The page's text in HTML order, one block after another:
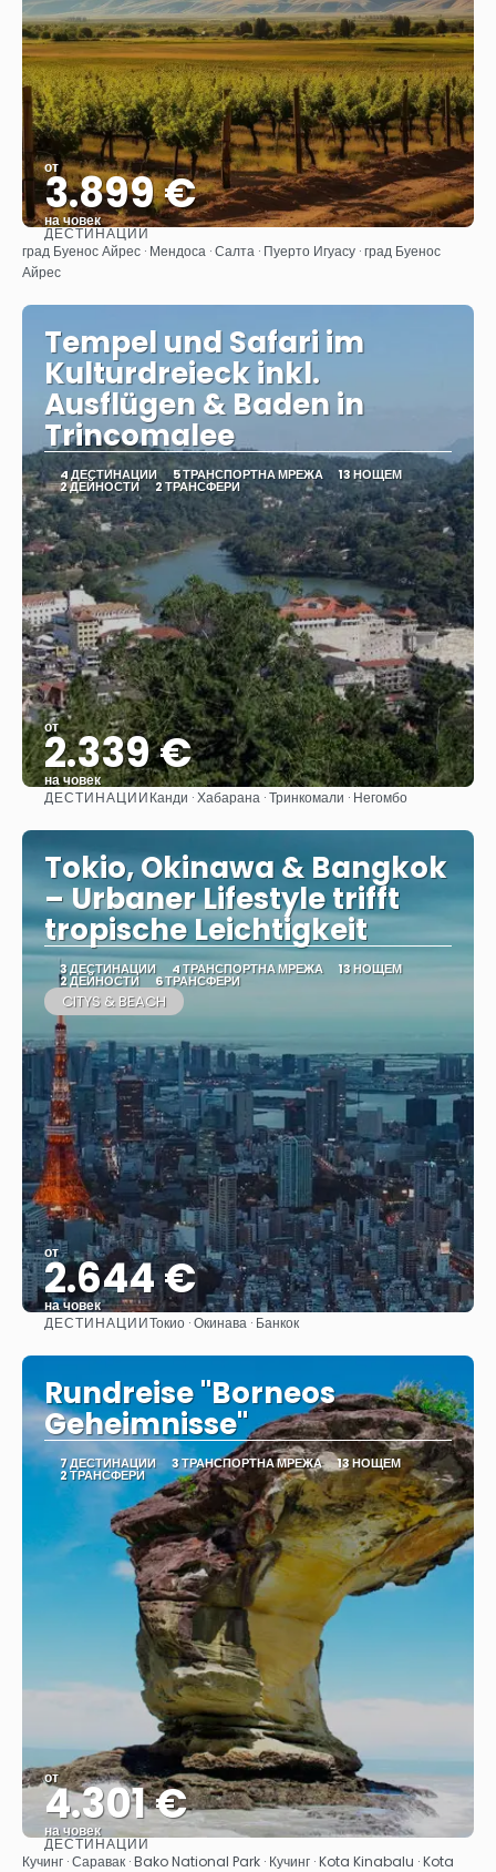
от
3.899 €
на човек
Вижте
ДЕСТИНАЦИИ
град Буенос Айрес · Мендоса · Салта · Пуерто Игуасу · град Буенос
Айрес
Tempel und Safari im
Kulturdreieck inkl.
Ausflügen & Baden in
Trincomalee
4 ДЕСТИНАЦИИ 5 ТРАНСПОРТНА МРЕЖА 13 НОЩЕМ
2 ДЕЙНОСТИ 2 ТРАНСФЕРИ
от
2.339 €
на човек
Вижте
ДЕСТИНАЦИИКанди · Хабарана · Тринкомали · Негомбо
Tokio, Okinawa & Bangkok
– Urbaner Lifestyle trifft
tropische Leichtigkeit
3 ДЕСТИНАЦИИ 4 ТРАНСПОРТНА МРЕЖА 13 НОЩЕМ
2 ДЕЙНОСТИ 6 ТРАНСФЕРИ
CITYS & BEACH
от
2.644 €
на човек
Вижте
ДЕСТИНАЦИИТокио · Окинава · Банкок
Rundreise "Borneos
Geheimnisse"
7 ДЕСТИНАЦИИ 3 ТРАНСПОРТНА МРЕЖА 13 НОЩЕМ
2 ТРАНСФЕРИ
от
4.301 €
на човек
Вижте
ДЕСТИНАЦИИ
Кучинг · Саравак · Bako National Park · Кучинг · Kota Kinabalu · Kota